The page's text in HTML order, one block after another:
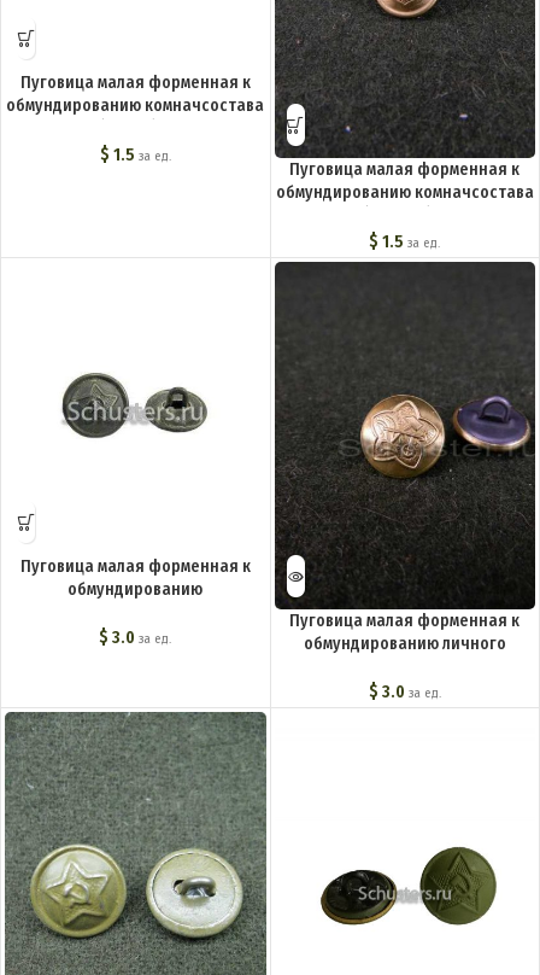
Пуговица малая форменная к
обмундированию комначсостава
$ 1.5 за ед.
Пуговица малая форменная к
обмундированию комначсостава
$ 1.5 за ед.
Пуговица малая форменная к
обмундированию
обр.1936 г. M3-059-F
$ 3.0 за ед.
Пуговица малая форменная к
обмундированию личного
$ 3.0 за ед.